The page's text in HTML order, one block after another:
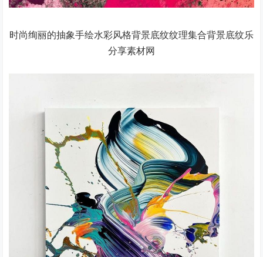
时尚绚丽的抽象手绘水彩风格背景底纹纹理集合背景底纹乐
分享素材网